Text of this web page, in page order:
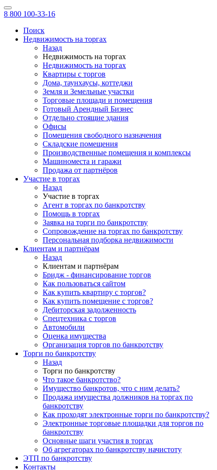
8 800 100-33-16
Поиск
Недвижимость на торгах
Назад
Недвижимость на торгах
Недвижимость на торгах
Квартиры с торгов
Дома, таунхаусы, коттеджи
Земля и Земельные участки
Торговые площади и помещения
Готовый Арендный Бизнес
Отдельно стоящие здания
Офисы
Помещения свободного назначения
Складские помещения
Производственные помещения и комплексы
Машиноместа и гаражи
Продажа от партнёров
Участие в торгах
Назад
Участие в торгах
Агент в торгах по банкротству
Помощь в торгах
Заявка на торги по банкротству
Сопровождение на торгах по банкротству
Персональная подборка недвижимости
Клиентам и партнёрам
Назад
Клиентам и партнёрам
Бридж - финансирование торгов
Как пользоваться сайтом
Как купить квартиру с торгов?
Как купить помещение с торгов?
Дебиторская задолженность
Спецтехника с торгов
Автомобили
Оценка имущества
Организация торгов по банкротству
Торги по банкротству
Назад
Торги по банкротству
Что такое банкротство?
Имущество банкротов, что с ним делать?
Продажа имущества должников на торгах по
банкротству
Как проходят электронные торги по банкротству?
Электронные торговые площадки для торгов по
банкротству
Основные шаги участия в торгах
Об агрегаторах по банкротству начистоту
ЭТП по банкротству
Контакты